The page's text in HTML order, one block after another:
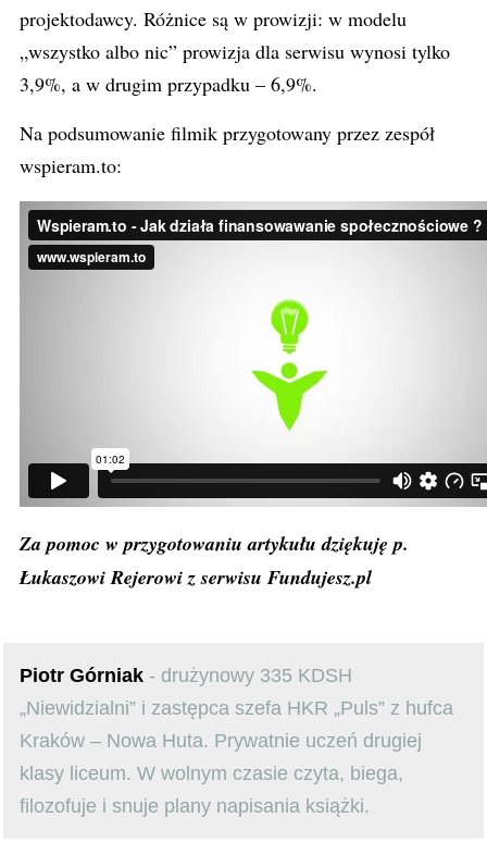
projektodawcy. Różnice są w prowizji: w modelu
„wszystko albo nic” prowizja dla serwisu wynosi tylko
3,9%, a w drugim przypadku – 6,9%.
Na podsumowanie filmik przygotowany przez zespół
wspieram.to:
Za pomoc w przygotowaniu artykułu dziękuję p.
Łukaszowi Rejerowi z serwisu Fundujesz.pl
Piotr Górniak - drużynowy 335 KDSH
„Niewidzialni” i zastępca szefa HKR „Puls” z hufca
Kraków – Nowa Huta. Prywatnie uczeń drugiej
klasy liceum. W wolnym czasie czyta, biega,
filozofuje i snuje plany napisania książki.